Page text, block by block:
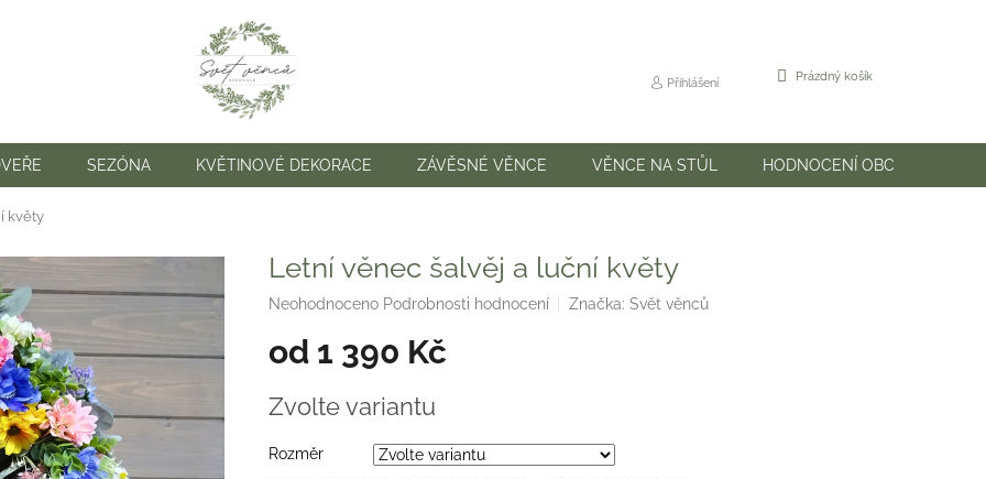
Přihlášení
NÁKUPNÍ
Prázdný košík
SEZÓNA KVĚTINOVÉ DEKORACE ZÁVĚSNÉ VĚNCE VĚNCE NA STŮL HODNOCENÍ OBCHODU
květy
Letní věnec šalvěj a luční květy
Průměrné
produktu
je
z
hvězdiček.
Neohodnoceno Podrobnosti hodnocení Značka: Svět věnců
od 1 390 Kč
cena:
Zvolte variantu
Rozměr